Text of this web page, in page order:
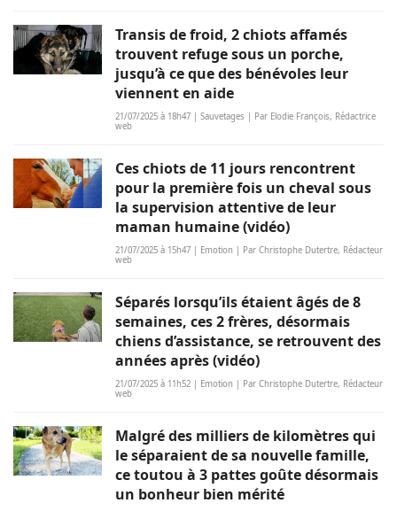
Transis de froid, 2 chiots affamés
trouvent refuge sous un porche,
jusqu’à ce que des bénévoles leur
viennent en aide
21/07/2025 à 18h47 | Sauvetages | Par Elodie François, Rédactrice
web
Ces chiots de 11 jours rencontrent
pour la première fois un cheval sous
la supervision attentive de leur
maman humaine (vidéo)
21/07/2025 à 15h47 | Emotion | Par Christophe Dutertre, Rédacteur
web
Séparés lorsqu’ils étaient âgés de 8
semaines, ces 2 frères, désormais
chiens d’assistance, se retrouvent des
années après (vidéo)
21/07/2025 à 11h52 | Emotion | Par Christophe Dutertre, Rédacteur
web
Malgré des milliers de kilomètres qui
le séparaient de sa nouvelle famille,
ce toutou à 3 pattes goûte désormais
un bonheur bien mérité